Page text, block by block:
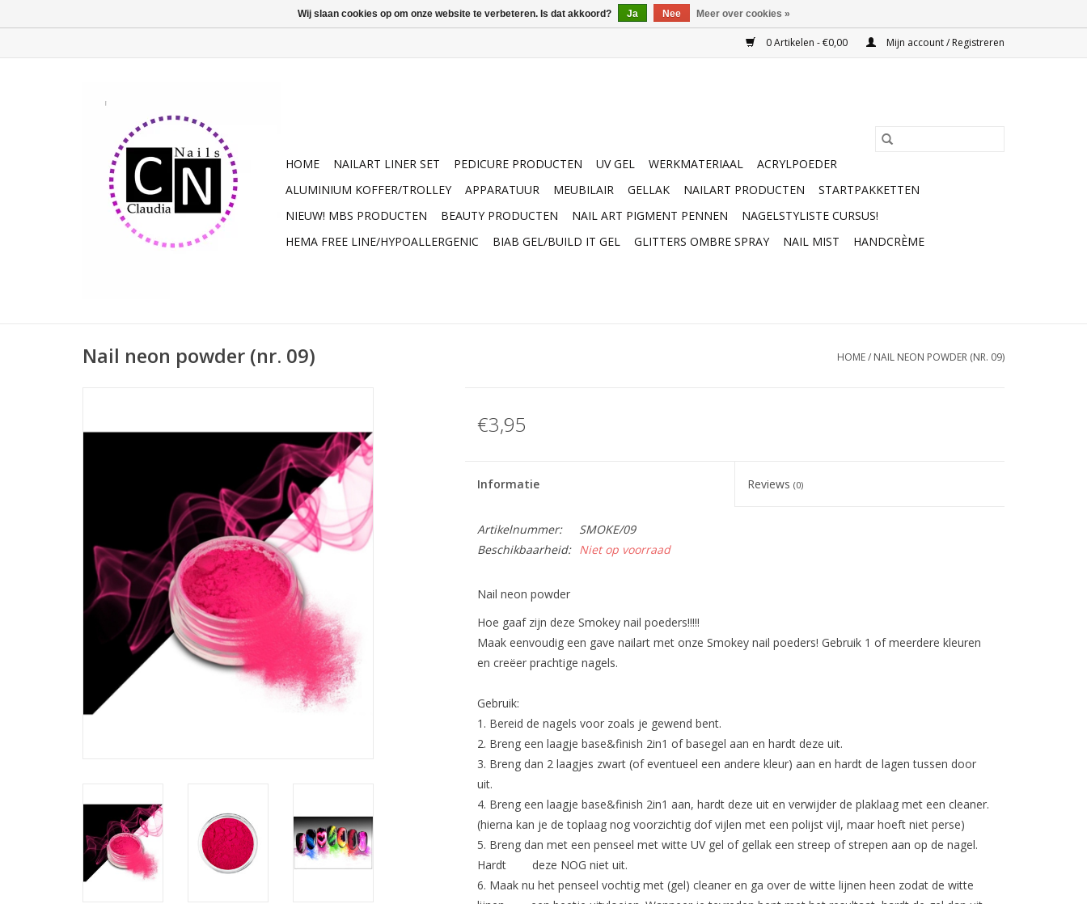
0 Artikelen - €0,00 Mijn account / Registreren
HOME NAILART LINER SET PEDICURE PRODUCTEN UV GEL WERKMATERIAAL
ACRYLPOEDER
ALUMINIUM KOFFER/TROLLEY
APPARATUUR MEUBILAIR GELLAK NAILART PRODUCTEN
STARTPAKKETTEN
NIEUW! MBS PRODUCTEN
BEAUTY PRODUCTEN NAIL ART PIGMENT PENNEN
NAGELSTYLISTE CURSUS!
HEMA FREE LINE/HYPOALLERGENIC
BIAB GEL/BUILD IT GEL GLITTERS OMBRE SPRAY NAIL MIST HANDCRÈME
Nail neon powder (nr. 09) HOME/ NAIL NEON POWDER (NR. 09)
€3,95
Informatie Reviews(0)
Artikelnummer:
SMOKE/09
Beschikbaarheid:
Niet op voorraad
Nail neon powder
Hoe gaaf zijn deze Smokey nail poeders!!!!!
Maak eenvoudig een gave nailart met onze Smokey nail poeders! Gebruik 1 of meerdere kleuren
en creëer prachtige nagels.
Gebruik:
1. Bereid de nagels voor zoals je gewend bent.
2. Breng een laagje base&finish 2in1 of basegel aan en hardt deze uit.
3. Breng dan 2 laagjes zwart (of eventueel een andere kleur) aan en hardt de lagen tussen door
uit.
4. Breng een laagje base&finish 2in1 aan, hardt deze uit en verwijder de plaklaag met een cleaner.
(hierna kan je de toplaag nog voorzichtig dof vijlen met een polijst vijl, maar hoeft niet perse)
5. Breng dan met een penseel met witte UV gel of gellak een streep of strepen aan op de nagel.
Hardt deze NOG niet uit.
6. Maak nu het penseel vochtig met (gel) cleaner en ga over de witte lijnen heen zodat de witte
Wij slaan cookies op om onze website te verbeteren. Is dat akkoord? Ja Nee Meer over cookies »